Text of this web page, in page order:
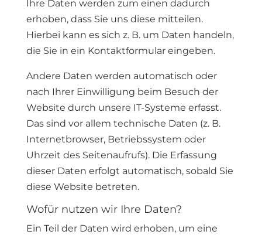
Ihre Daten werden zum einen dadurch
erhoben, dass Sie uns diese mitteilen.
Hierbei kann es sich z. B. um Daten handeln,
die Sie in ein Kontaktformular eingeben.
Andere Daten werden automatisch oder
nach Ihrer Einwilligung beim Besuch der
Website durch unsere IT-Systeme erfasst.
Das sind vor allem technische Daten (z. B.
Internetbrowser, Betriebssystem oder
Uhrzeit des Seitenaufrufs). Die Erfassung
dieser Daten erfolgt automatisch, sobald Sie
diese Website betreten.
Wofür nutzen wir Ihre Daten?
Ein Teil der Daten wird erhoben, um eine